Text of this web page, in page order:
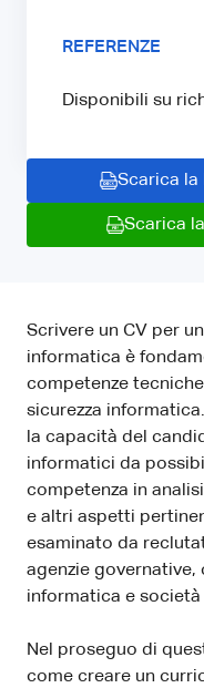
REFERENZE
Disponibili su
Scarica
Scarica
Scrivere un CV per
informatica è
competenze
sicurezza
la capacità del
informatici da
competenza in
e altri aspetti
esaminato da
agenzie governative,
informatica e società
Nel proseguo di
come creare un